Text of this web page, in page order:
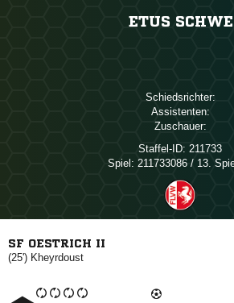
ETUS
Schiedsrichter:
Assistenten:
Zuschauer:
Staffel-ID: 211733
Spiel: 211733086 / 13.
SF OESTRICH II
(25') 